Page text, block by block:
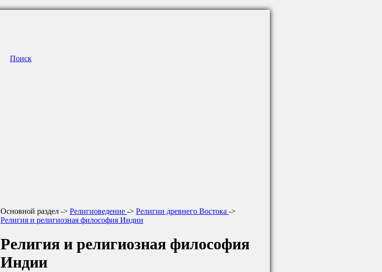
Поиск
Основной раздел -> Религиоведение -> Религии древнего Востока ->
Религия и религиозная философия Индии
Религия и религиозная философия
Индии